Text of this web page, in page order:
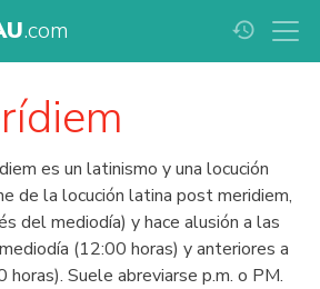
.com history
es un latinismo y una locución
de la locución latina post meridiem,
del mediodía) y hace alusión a las
(12:00 horas) y anteriores a
horas). Suele abreviarse p.m. o PM.